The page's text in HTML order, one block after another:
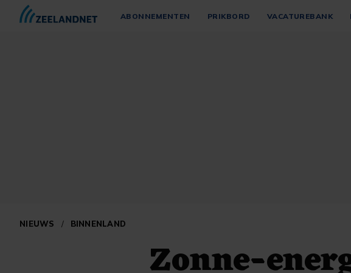
ABONNEMENTEN PRIKBORD VACATUREBANK
NIEUWS / BINNENLAND